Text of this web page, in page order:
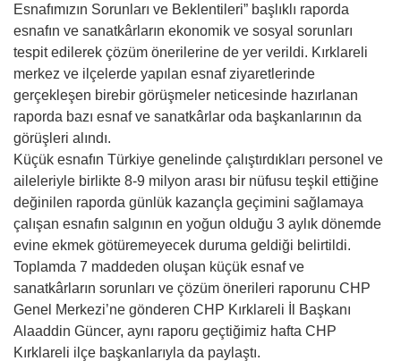
Esnafımızın Sorunları ve Beklentileri” başlıklı raporda
esnafın ve sanatkârların ekonomik ve sosyal sorunları
tespit edilerek çözüm önerilerine de yer verildi. Kırklareli
merkez ve ilçelerde yapılan esnaf ziyaretlerinde
gerçekleşen birebir görüşmeler neticesinde hazırlanan
raporda bazı esnaf ve sanatkârlar oda başkanlarının da
görüşleri alındı.
Küçük esnafın Türkiye genelinde çalıştırdıkları personel ve
aileleriyle birlikte 8-9 milyon arası bir nüfusu teşkil ettiğine
değinilen raporda günlük kazançla geçimini sağlamaya
çalışan esnafın salgının en yoğun olduğu 3 aylık dönemde
evine ekmek götüremeyecek duruma geldiği belirtildi.
Toplamda 7 maddeden oluşan küçük esnaf ve
sanatkârların sorunları ve çözüm önerileri raporunu CHP
Genel Merkezi’ne gönderen CHP Kırklareli İl Başkanı
Alaaddin Güncer, aynı raporu geçtiğimiz hafta CHP
Kırklareli ilçe başkanlarıyla da paylaştı.